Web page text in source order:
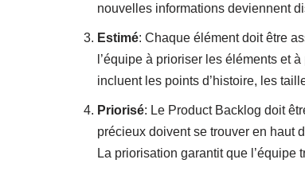
nouvelles informations deviennent
Estimé: Chaque élément doit être
l’équipe à prioriser les éléments et
incluent les points d’histoire, les
Priorisé: Le Product Backlog doit
précieux doivent se trouver en haut
La priorisation garantit que